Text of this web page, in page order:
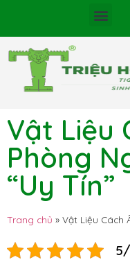
Vật Liệu
Phòng
“Uy Tín”
Trang chủ » Vật Liệu Cách